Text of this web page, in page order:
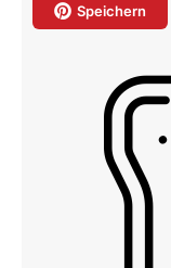
Speichern